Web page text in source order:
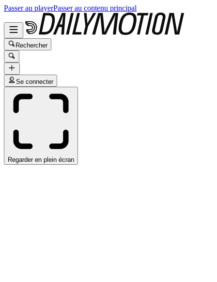
Passer au playerPasser au contenu principal
Rechercher
Se connecter
Regarder en plein écran